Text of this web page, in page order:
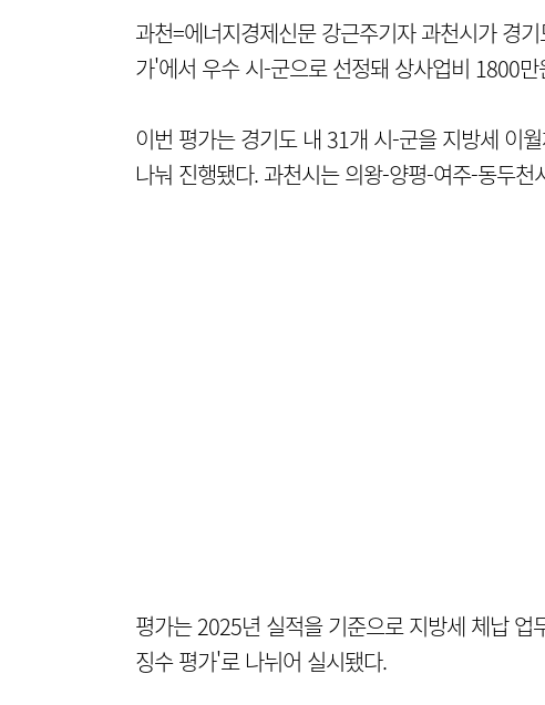
과천=에너지경제신문 강근주기자 과천시가 경
가'에서 우수 시-군으로 선정돼 상사업비 1800
이번 평가는 경기도 내 31개 시-군을 지방세 이
나눠 진행됐다. 과천시는 의왕-양평-여주-동두
평가는 2025년 실적을 기준으로 지방세 체납
징수 평가'로 나뉘어 실시됐다.